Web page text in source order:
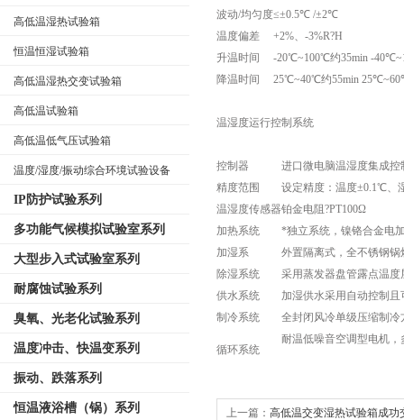
高低温湿热试验箱
恒温恒湿试验箱
高低温湿热交变试验箱
高低温试验箱
高低温低气压试验箱
温度/湿度/振动综合环境试验设备
IP防护试验系列
多功能气候模拟试验室系列
大型步入式试验室系列
耐腐蚀试验系列
臭氧、光老化试验系列
温度冲击、快温变系列
振动、跌落系列
恒温液浴槽（锅）系列
波动/均匀度≤±0.5℃ /±2℃
温度偏差
+2%、-3%R?H
升温时间
-20℃~100℃约35min -
降温时间
25℃~40℃约55min
温湿度运行控制系统
控制器
进口微电脑温湿度集成
精度范围
设定精度：温度±0.1℃、
温湿度传感器铂金电阻?PT100Ω
加热系统
*独立系统，镍铬合金电
加湿系
外置隔离式，全不锈钢
除湿系统
采用蒸发器盘管露点温
供水系统
加湿供水采用自动控制
制冷系统
全封闭风冷单级压缩制冷
循环系统
耐温低噪音空调型电机，
上一篇： 高低温交变湿热试验箱成功